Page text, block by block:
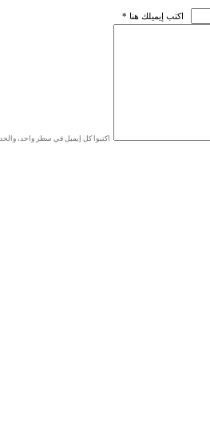
* اكتب إيميلك هنا